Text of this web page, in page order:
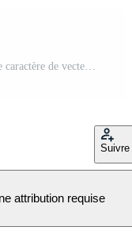
Suivre
attribution requise